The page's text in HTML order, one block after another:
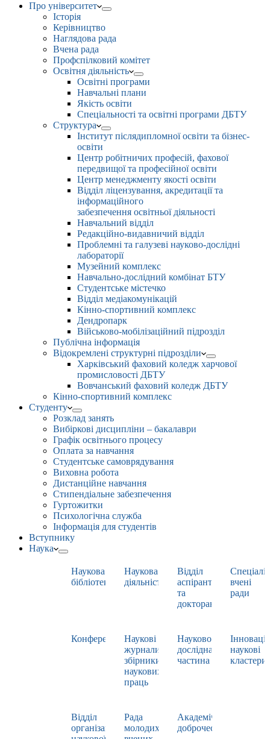
Про університет
Історія
Керівництво
Наглядова рада
Вчена рада
Профспілковий комітет
Освітня діяльність
Освітні програми
Навчальні плани
Якість освіти
Спеціальності та освітні програми ДБТУ
Структура
Інститут післядипломної освіти та бізнес-
освіти
Центр робітничих професій, фахової
передвищої та професійної освіти
Центр менеджменту якості освіти
Відділ ліцензування, акредитації та
інформаційного
забезпечення освітньої діяльності
Навчальний відділ
Редакційно-видавничий відділ
Проблемні та галузеві науково-дослідні
лабораторії
Музейний комплекс
Навчально-дослідний комбінат БТУ
Студентське містечко
Відділ медіакомунікацій
Кінно-спортивний комплекс
Дендропарк
Військово-мобілізаційний підрозділ
Публічна інформація
Відокремлені структурні підрозділи
Харківський фаховий коледж харчової
промисловості ДБТУ
Вовчанський фаховий коледж ДБТУ
Кінно-спортивний комплекс
Студенту
Розклад занять
Вибіркові дисципліни – бакалаври
Графік освітнього процесу
Оплата за навчання
Студентське самоврядування
Виховна робота
Дистанційне навчання
Стипендіальне забезпечення
Гуртожитки
Психологічна служба
Інформація для студентів
Вступнику
Наука
Наукова
бібліотека
Наукова
діяльність
Відділ
аспірантури
та
докторантури
вчені
ради
Конференції
Наукові
журнали,
збірники
наукових
праць
Науково-
дослідна
частина
наукові
кластери
Відділ
організації
Рада
молодих
Академічна
доброчесність